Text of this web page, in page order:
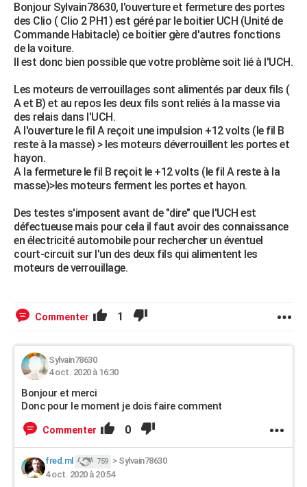
Bonjour Sylvain78630, l'ouverture et fermeture des portes
des Clio ( Clio 2 PH1) est géré par le boitier UCH (Unité de
Commande Habitacle) ce boitier gère d'autres fonctions
de la voiture.
Il est donc bien possible que votre problème soit lié à l'UCH.
Les moteurs de verrouillages sont alimentés par deux fils (
A et B) et au repos les deux fils sont reliés à la masse via
des relais dans l'UCH.
A l'ouverture le fil A reçoit une impulsion +12 volts (le fil B
reste à la masse) > les moteurs déverrouillent les portes et
hayon.
A la fermeture le fil B reçoit le +12 volts (le fil A reste à la
masse)>les moteurs ferment les portes et hayon.
Des testes s'imposent avant de "dire" que l'UCH est
défectueuse mais pour cela il faut avoir des connaissance
en électricité automobile pour rechercher un éventuel
court-circuit sur l'un des deux fils qui alimentent les
moteurs de verrouillage.
Commenter 1
Sylvain78630
4 oct. 2020 à 16:30
Bonjour et merci
Donc pour le moment je dois faire comment
Commenter 0
fred.ml 759 > Sylvain78630
4 oct. 2020 à 20:54